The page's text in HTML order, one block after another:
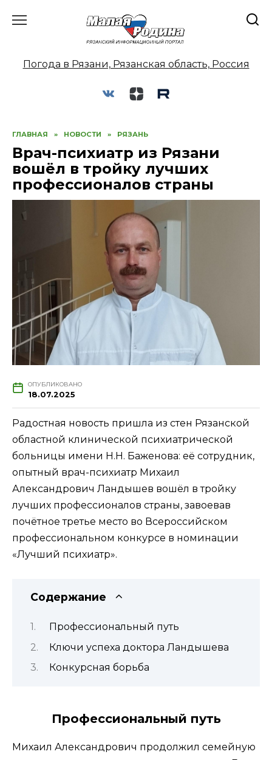
Погода в Рязани, Рязанская область, Россия
ГЛАВНАЯ » НОВОСТИ » РЯЗАНЬ
Врач-психиатр из Рязани
вошёл в тройку лучших
профессионалов страны
ОПУБЛИКОВАНО
18.07.2025
Радостная новость пришла из стен Рязанской
областной клинической психиатрической
больницы имени Н.Н. Баженова: её сотрудник,
опытный врач-психиатр Михаил
Александрович Ландышев вошёл в тройку
лучших профессионалов страны, завоевав
почётное третье место во Всероссийском
профессиональном конкурсе в номинации
«Лучший психиатр».
Содержание
Профессиональный путь
Ключи успеха доктора Ландышева
Конкурсная борьба
Профессиональный путь
Михаил Александрович продолжил семейную